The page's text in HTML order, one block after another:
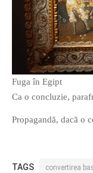
Fuga în Egipt
Ca o concluzie,
Propagandă, dacă o
TAGS convertirea